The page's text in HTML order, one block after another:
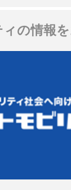
の情報